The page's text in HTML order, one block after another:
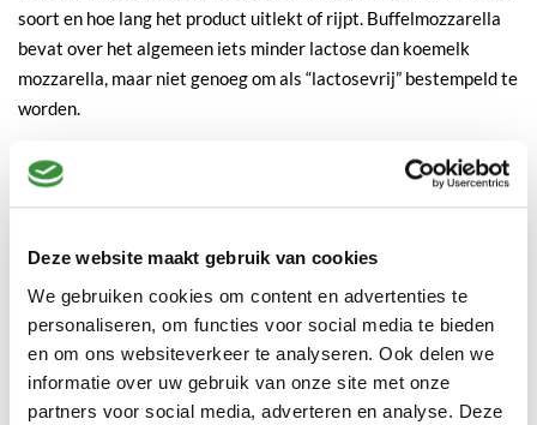
Deze website maakt gebruik van cookies
We gebruiken cookies om content en advertenties te
personaliseren, om functies voor social media te bieden
en om ons websiteverkeer te analyseren. Ook delen we
informatie over uw gebruik van onze site met onze
partners voor social media, adverteren en analyse. Deze
soort en hoe lang het product uitlekt of rijpt. Buffelmozzarella
bevat over het algemeen iets minder lactose dan koemelk
mozzarella, maar niet genoeg om als “lactosevrij” bestempeld te
worden.
Voor mensen met een lactose-intolerantie bestaan er inmiddels
ook speciale lactosevrije mozzarella’s. Is mozzarella lactosevrij?
Hoelang mozzarella bewaren?
Een belangrijke vraag voor iedereen die niet de hele bol in één
keer gebruikt: hoelang mozzarella bewaren? Geopende
mozzarella kun je maximaal 2–3 dagen bewaren in de koelkast.